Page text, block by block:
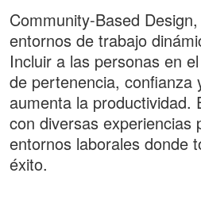
Community-Based
entornos de trabajo
Incluir a las personas en
de pertenencia, confianza
aumenta la productividad.
con diversas experiencias
entornos laborales donde
éxito.